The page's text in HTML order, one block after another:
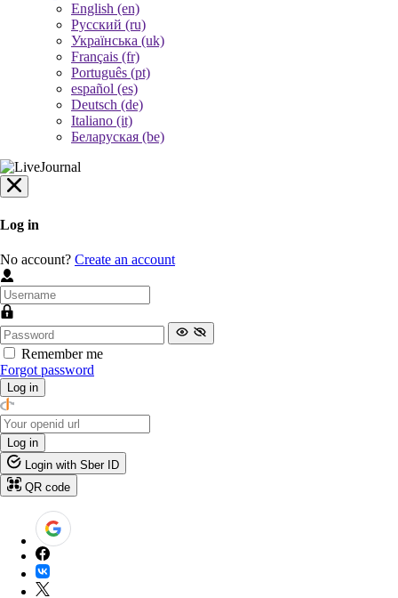
English (en)
Русский (ru)
Українська (uk)
Français (fr)
Português (pt)
español (es)
Deutsch (de)
Italiano (it)
Беларуская (be)
Log in
No account? Create an account
Remember me
Forgot password
Log in
Log in
Login with Sber ID
QR code